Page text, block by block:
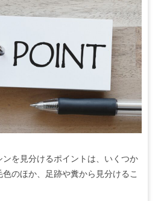
を見分けるポイントは、いくつか
のほか、足跡や糞から見分けるこ